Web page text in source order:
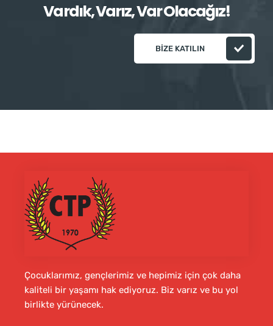
Vardık, Varız, Var Olacağız!
BIZE KATILIN
Çocuklarımız, gençlerimiz ve hepimiz için çok daha
kaliteli bir yaşamı hak ediyoruz. Biz varız ve bu yol
birlikte yürünecek.